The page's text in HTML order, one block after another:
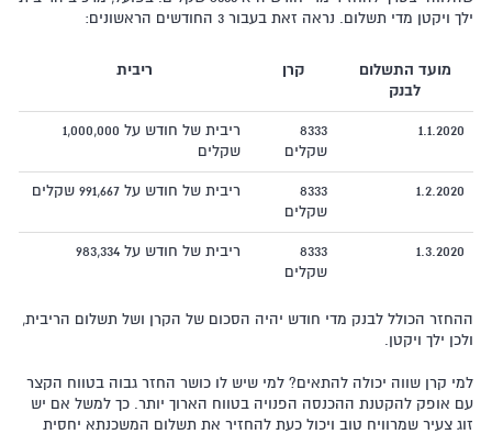
ילך ויקטן מדי תשלום. נראה זאת בעבור 3 החודשים הראשונים:
מועד התשלום
לבנק
קרן ריבית
1.1.2020
8333
שקלים
ריבית של חודש על 1,000,000
שקלים
1.2.2020
8333
שקלים
ריבית של חודש על 991,667 שקלים
1.3.2020
8333
שקלים
ריבית של חודש על 983,334
ההחזר הכולל לבנק מדי חודש יהיה הסכום של הקרן ושל תשלום הריבית,
ולכן ילך ויקטן.
למי קרן שווה יכולה להתאים? למי שיש לו כושר החזר גבוה בטווח הקצר
עם אופק להקטנת ההכנסה הפנויה בטווח הארוך יותר. כך למשל אם יש
זוג צעיר שמרוויח טוב ויכול כעת להחזיר את תשלום המשכנתא יחסית